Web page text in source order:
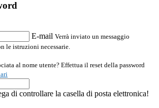
E-mail Verrà inviato un messaggio
le istruzioni necessarie.
al nome utente? Effettua il reset della password
di controllare la casella di posta elettronica!